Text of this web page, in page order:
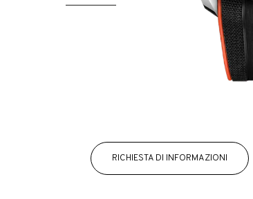
RICHIESTA DI INFORMAZIONI